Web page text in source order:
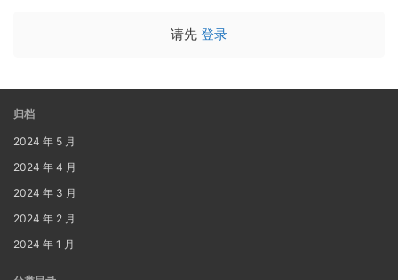
请先 登录
归档
2024 年 5 月
2024 年 4 月
2024 年 3 月
2024 年 2 月
2024 年 1 月